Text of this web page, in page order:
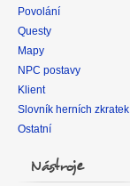
Povolání
Questy
Mapy
NPC postavy
Klient
Slovník herních zkratek
Ostatní
Nástroje